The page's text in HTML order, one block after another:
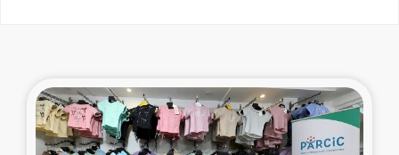
東ティモール豪雨緊急支援
大雨による洪水被災者支援